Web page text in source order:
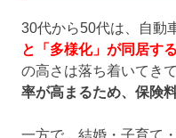
30代から50代は、自動
と「多様化」が同居す
の高さは落ち着いてきて
率が高まるため、保険